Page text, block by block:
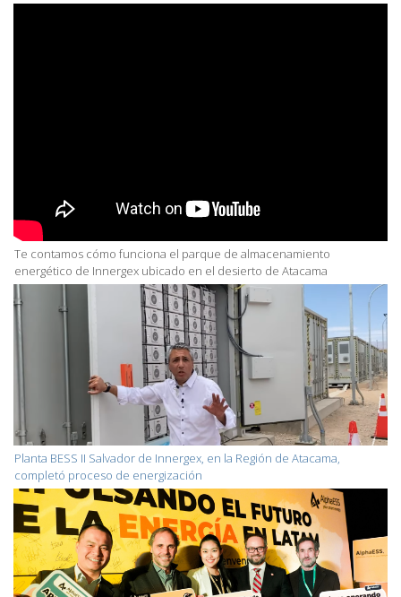
Te contamos cómo funciona el parque de almacenamiento
energético de Innergex ubicado en el desierto de Atacama
Planta BESS II Salvador de Innergex, en la Región de Atacama,
completó proceso de energización